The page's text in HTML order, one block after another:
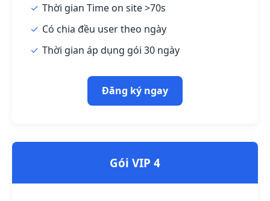
Thời gian Time on site >70s
Có chia đều user theo ngày
Thời gian áp dụng gói 30 ngày
Đăng ký ngay
Gói VIP 4